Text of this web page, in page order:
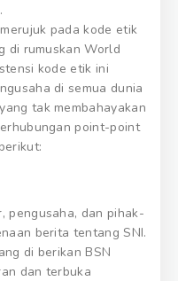
pada kode etik
di rumuskan World
kode etik ini
di semua dunia
tak membahayakan
point-point
pengusaha, dan pihak-
berita tentang SNI.
di berikan BSN
dan terbuka